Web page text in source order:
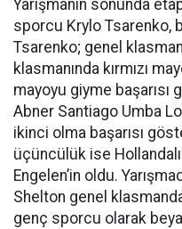
Yarışmanın sonunda
sporcu Krylo Tsarenko,
Tsarenko; genel
klasmanında kırmızı
mayoyu giyme başarısı
Abner Santiago Umba
ikinci olma başarısı
üçüncülük ise
Engelen’in oldu.
Shelton genel
genç sporcu olarak